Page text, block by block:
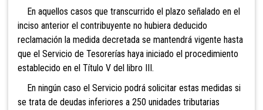
En aquellos casos que transcurrido el plazo señalado en el
inciso anterior el contribuyente no hubiera deducido
reclamación la medida decretada se mantendrá vigente hasta
que el Servicio de Tesorerías haya iniciado el procedimiento
establecido en el Título V del libro III.
En ningún caso el Servicio podrá solicitar estas medidas si
se trata de deudas inferiores a 250 unidades tributarias